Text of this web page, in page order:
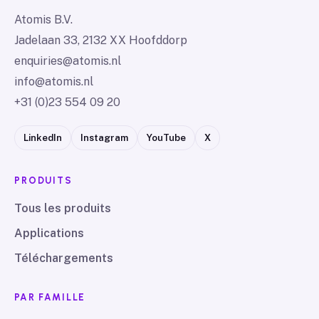
Atomis B.V.
Jadelaan 33, 2132 XX Hoofddorp
enquiries@atomis.nl
info@atomis.nl
+31 (0)23 554 09 20
LinkedIn Instagram YouTube X
PRODUITS
Tous les produits
Applications
Téléchargements
PAR FAMILLE